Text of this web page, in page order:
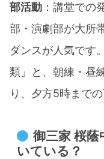
部活動 ：講堂での
部・演劇部が大所
ダンスが人気です
類」と、朝練・昼
り、夕方5時まで
御三家 桜
いている？